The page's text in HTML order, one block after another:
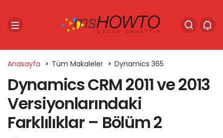
Anasayfa Tüm Makaleler Dynamics 365
Dynamics CRM 2011 ve 2013
Versiyonlarındaki
Farklılıklar – Bölüm 2